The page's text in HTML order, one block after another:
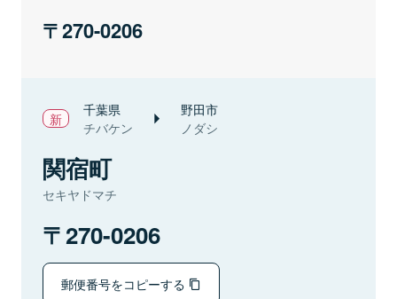
270-0206
千葉県
チバケン
野田市
ノダシ
関宿町
セキヤドマチ
270-0206
郵便番号をコピーする